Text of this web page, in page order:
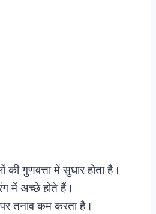
गुणवत्ता में सुधार होता है।
में अच्छे होते हैं।
तनाव कम करता है।